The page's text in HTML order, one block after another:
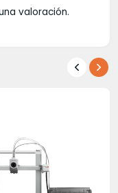
valoración.